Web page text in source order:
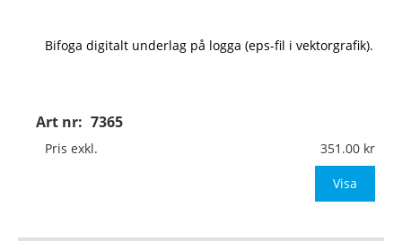
Art nr: 7365
Bifoga digitalt underlag på logga (eps-fil i vektorgrafik).
Pris exkl. 351.00
Visa